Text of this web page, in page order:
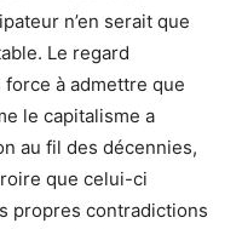
n’en serait que
Le regard
à admettre que
le capitalisme a
au fil des décennies,
que celui-ci
propres contradictions